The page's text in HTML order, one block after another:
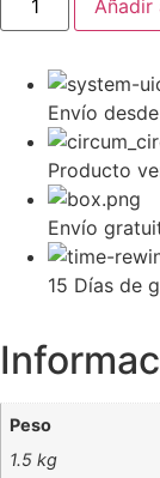
Añadir
Envío
Producto
Envío
15 Días de
Peso
1.5 kg